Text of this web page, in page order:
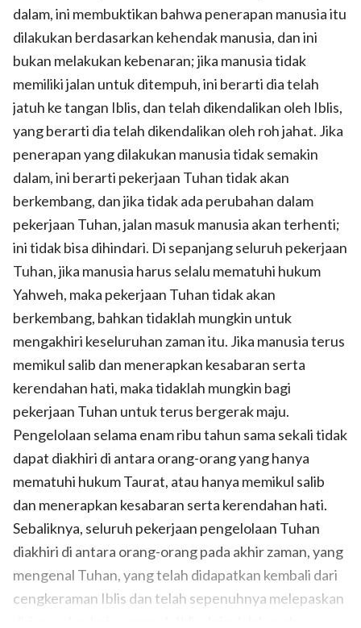
dalam, ini membuktikan bahwa penerapan manusia itu
dilakukan berdasarkan kehendak manusia, dan ini
bukan melakukan kebenaran; jika manusia tidak
memiliki jalan untuk ditempuh, ini berarti dia telah
jatuh ke tangan Iblis, dan telah dikendalikan oleh Iblis,
yang berarti dia telah dikendalikan oleh roh jahat. Jika
penerapan yang dilakukan manusia tidak semakin
dalam, ini berarti pekerjaan Tuhan tidak akan
berkembang, dan jika tidak ada perubahan dalam
pekerjaan Tuhan, jalan masuk manusia akan terhenti;
ini tidak bisa dihindari. Di sepanjang seluruh pekerjaan
Tuhan, jika manusia harus selalu mematuhi hukum
Yahweh, maka pekerjaan Tuhan tidak akan
berkembang, bahkan tidaklah mungkin untuk
mengakhiri keseluruhan zaman itu. Jika manusia terus
memikul salib dan menerapkan kesabaran serta
kerendahan hati, maka tidaklah mungkin bagi
pekerjaan Tuhan untuk terus bergerak maju.
Pengelolaan selama enam ribu tahun sama sekali tidak
dapat diakhiri di antara orang-orang yang hanya
mematuhi hukum Taurat, atau hanya memikul salib
dan menerapkan kesabaran serta kerendahan hati.
Sebaliknya, seluruh pekerjaan pengelolaan Tuhan
diakhiri di antara orang-orang pada akhir zaman, yang
mengenal Tuhan, yang telah didapatkan kembali dari
cengkeraman Iblis dan telah sepenuhnya melepaskan